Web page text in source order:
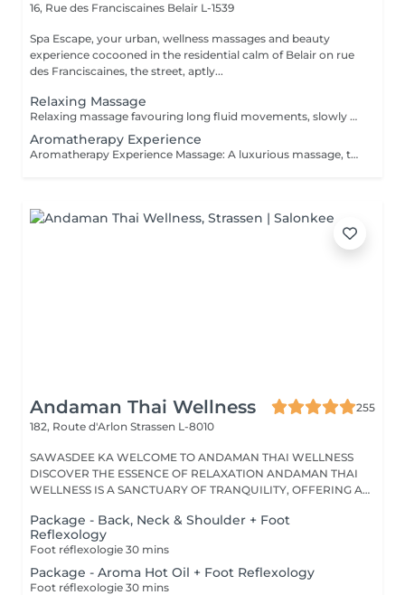
16, Rue des Franciscaines Belair L-1539
Spa Escape, your urban, wellness massages and beauty
experience cocooned in the residential calm of Belair on rue
des Franciscaines, the street, aptly...
Relaxing Massage
Relaxing massage favouring long fluid movements, slowly enveloping your body for profound calm of your body and mind. No detailed muscle work is involved. The massage commences with an essential oil foot refresher which is necessary to release tension. *Light to medium pressure.
Aromatherapy Experience
Aromatherapy Experience Massage: A luxurious massage, tailored to your specific needs, starts with a consultation and the use of individually chosen essential oil blends. The carefully applied massage pressures will stimulate the nervous system and with other Swedish massage and neuro-muscular techniques that is either relaxing or energising, you will feel deeply relaxed and recharged. The massage commences with an essential oil foot refresher which is necessary to release tension. The 90 minute program incorporates a foot bath. *Medium to slightly strong pressure.
Andaman Thai Wellness
255
182, Route d'Arlon Strassen L-8010
SAWASDEE KA WELCOME TO ANDAMAN THAI WELLNESS
DISCOVER THE ESSENCE OF RELAXATION ANDAMAN THAI
WELLNESS IS A SANCTUARY OF TRANQUILITY, OFFERING A
Package - Back, Neck & Shoulder + Foot
Reflexology
Foot réflexologie 30 mins
Package - Aroma Hot Oil + Foot Reflexology
Foot réflexologie 30 mins